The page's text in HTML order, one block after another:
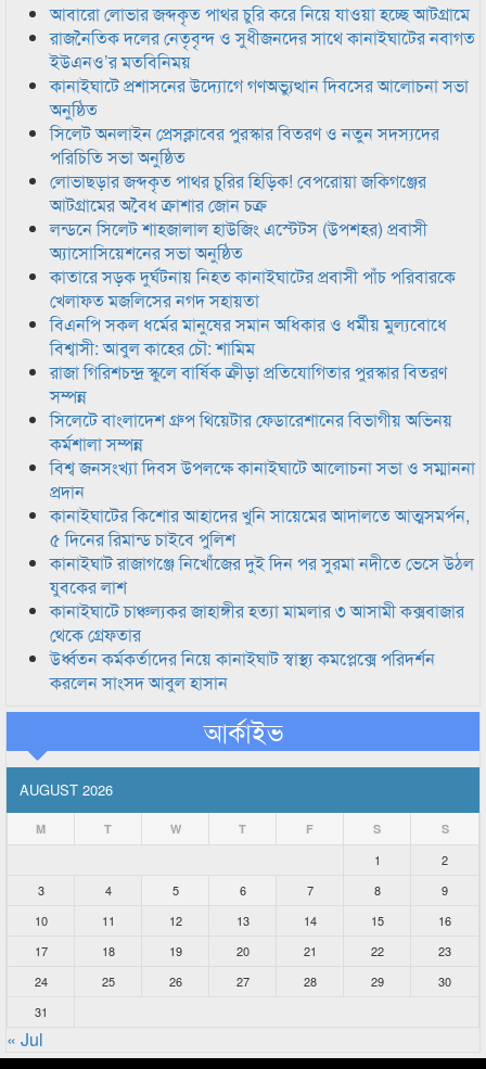
আবারো লোভার জব্দকৃত পাথর চুরি করে নিয়ে যাওয়া হচ্ছে আটগ্রামে
রাজনৈতিক দলের নেতৃবৃন্দ ও সুধীজনদের সাথে কানাইঘাটের নবাগত
ইউএনও’র মতবিনিময়
কানাইঘাটে প্রশাসনের উদ্যোগে গণঅভ্যুত্থান দিবসের আলোচনা সভা
অনুষ্ঠিত
সিলেট অনলাইন প্রেসক্লাবের পুরস্কার বিতরণ ও নতুন সদস্যদের
পরিচিতি সভা অনুষ্ঠিত
লোভাছড়ার জব্দকৃত পাথর চুরির হিড়িক! বেপরোয়া জকিগঞ্জের
আটগ্রামের অবৈধ ক্রাশার জোন চক্র
লন্ডনে সিলেট শাহজালাল হাউজিং এস্টেটস (উপশহর) প্রবাসী
অ্যাসোসিয়েশনের সভা অনুষ্ঠিত
কাতারে সড়ক দুর্ঘটনায় নিহত কানাইঘাটের প্রবাসী পাঁচ পরিবারকে
খেলাফত মজলিসের নগদ সহায়তা
বিএনপি সকল ধর্মের মানুষের সমান অধিকার ও ধর্মীয় মুল্যবোধে
বিশ্বাসী: আবুল কাহের চৌ: শামিম
রাজা গিরিশচন্দ্র স্কুলে বার্ষিক ক্রীড়া প্রতিযোগিতার পুরস্কার বিতরণ
সম্পন্ন
সিলেটে বাংলাদেশ গ্রুপ থিয়েটার ফেডারেশানের বিভাগীয় অভিনয়
কর্মশালা সম্পন্ন
বিশ্ব জনসংখ্যা দিবস উপলক্ষে কানাইঘাটে আলোচনা সভা ও সম্মাননা
প্রদান
কানাইঘাটের কিশোর আহাদের খুনি সায়েমের আদালতে আত্মসমর্পন,
৫ দিনের রিমান্ড চাইবে পুলিশ
কানাইঘাট রাজাগঞ্জে নিখোঁজের দুই দিন পর সুরমা নদীতে ভেসে উঠল
যুবকের লাশ
কানাইঘাটে চাঞ্চল্যকর জাহাঙ্গীর হত্যা মামলার ৩ আসামী কক্সবাজার
থেকে গ্রেফতার
উর্ধ্বতন কর্মকর্তাদের নিয়ে কানাইঘাট স্বাস্থ্য কমপ্লেক্সে পরিদর্শন
করলেন সাংসদ আবুল হাসান
আর্কাইভ
AUGUST 2026
M T W T F S S
1
2
3
4 5 6 7 8
9
10
11 12 13 14 15
16
17
18 19 20 21 22
23
24
25 26 27 28 29
30
31
« Jul